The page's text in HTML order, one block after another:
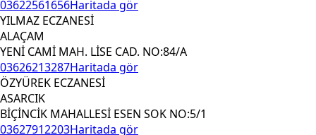
03622561656Haritada gör
YILMAZ ECZANESİ
ALAÇAM
YENİ CAMİ MAH. LİSE CAD. NO:84/A
03626213287Haritada gör
ÖZYÜREK ECZANESİ
ASARCIK
BİÇİNCİK MAHALLESİ ESEN SOK NO:5/1
03627912203Haritada gör